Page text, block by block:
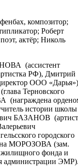
композитор;
Роберт
актёр; Николь
(ассистент
РФ), Дмитрий
ООО
Терновского
истории школы
БАЗАНОВ
городского
МОРОЗОВА (зам.
жилищного фонда и
администрации